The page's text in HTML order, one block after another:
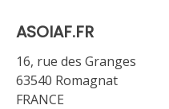
ASOIAF.FR
16, rue des Granges
63540 Romagnat
FRANCE